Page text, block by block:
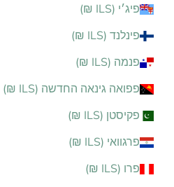
פיג׳י (ILS ₪)
פינלנד (ILS ₪)
פנמה (ILS ₪)
פפואה גינאה החדשה (ILS ₪)
פקיסטן (ILS ₪)
פרגוואי (ILS ₪)
פרו (ILS ₪)